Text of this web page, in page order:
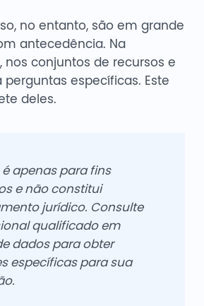
no entanto, são em grande
antecedência. Na
conjuntos de recursos e
perguntas específicas. Este
deles.
apenas para fins
e não constitui
jurídico. Consulte
qualificado em
dados para obter
específicas para sua